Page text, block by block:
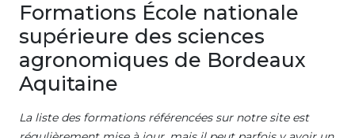
Formations École nationale
supérieure des sciences
agronomiques de Bordeaux
Aquitaine
La liste des formations référencées sur notre site est